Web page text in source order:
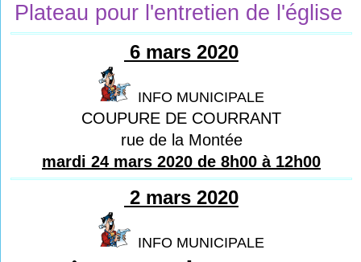
Plateau pour l'entretien de l'église
6 mars 2020
INFO MUNICIPALE
COUPURE DE COURRANT
rue de la Montée
mardi 24 mars 2020 de 8h00 à 12h00
2 mars 2020
INFO MUNICIPALE